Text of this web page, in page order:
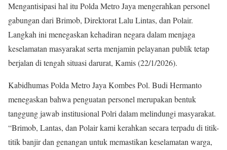
Mengantisipasi hal itu Polda Metro Jaya mengerahkan personel
gabungan dari Brimob, Direktorat Lalu Lintas, dan Polair.
Langkah ini menegaskan kehadiran negara dalam menjaga
keselamatan masyarakat serta menjamin pelayanan publik tetap
berjalan di tengah situasi darurat, Kamis (22/1/2026).
Kabidhumas Polda Metro Jaya Kombes Pol. Budi Hermanto
menegaskan bahwa penguatan personel merupakan bentuk
tanggung jawab institusional Polri dalam melindungi masyarakat.
“Brimob, Lantas, dan Polair kami kerahkan secara terpadu di titik-
titik banjir dan genangan untuk memastikan keselamatan warga,